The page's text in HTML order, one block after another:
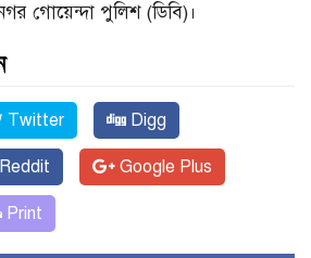
গোয়েন্দা পুলিশ (ডিবি)।
Twitter Digg
Reddit Google Plus
Print